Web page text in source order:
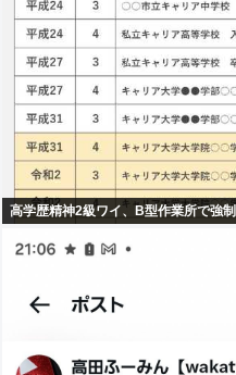
高学歴精神2級ワイ、B型作業所で強